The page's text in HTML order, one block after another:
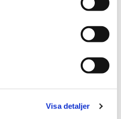
Visa detaljer
never ends" - Presenteriet
★